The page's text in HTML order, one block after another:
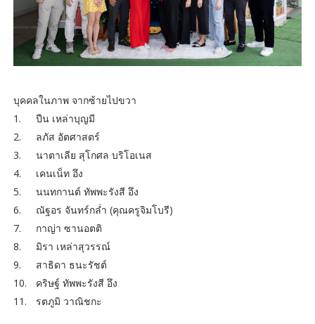
บุคคลในภาพ จากซ้ายไปขวา
1.
ปืน เหล่าบุญมี
2.
ลภัส อัตศาสตร์
3.
นาตาเลีย สุโกศล บริโอเนส
4.
เคนเน็ท อึง
5.
นนทกานต์ ทัพพะรังสี อึง
6.
ณัฐอร จันทร์กล่ำ (คุณครูจิมโบรี)
7.
กาญ่า ซานอตติ
8.
มิรา เหล่าสุวรรณ์
9.
สาธิดา ธนะรัชต์
10.
คริษฐ์ ทัพพะรังสี อึง
11.
รตภูมิ วาณิชกะ